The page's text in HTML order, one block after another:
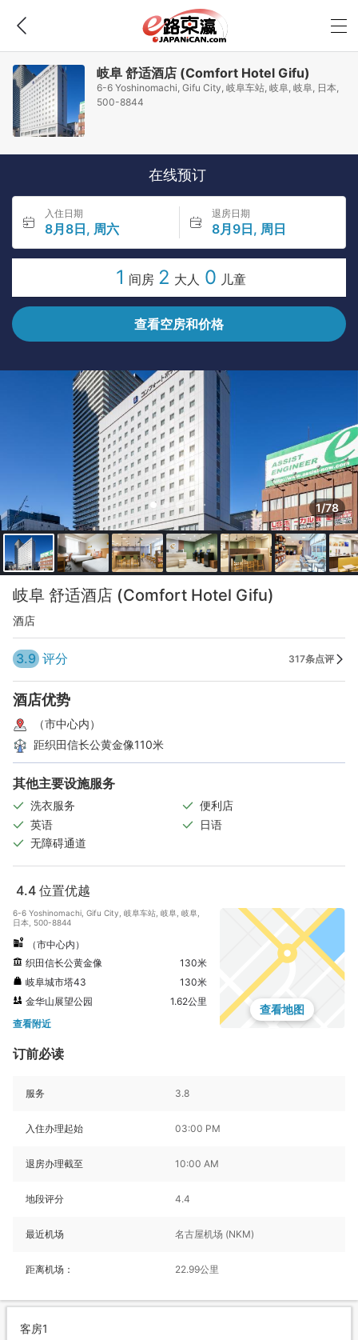
岐阜 舒适酒店 (Comfort Hotel Gifu)
6-6 Yoshinomachi, Gifu City, 岐阜车站, 岐阜, 岐阜, 日本,
500-8844
在线预订
入住日期
8月8日, 周六
退房日期
8月9日, 周日
1 间房 2 大人 0 儿童
查看空房和价格
1/78
岐阜 舒适酒店 (Comfort Hotel Gifu)
酒店
3.9 评分 317条点评
酒店优势
（市中心内）
距织田信长公黄金像110米
其他主要设施服务
洗衣服务
便利店
英语
日语
无障碍通道
4.4 位置优越
6-6 Yoshinomachi, Gifu City, 岐阜车站, 岐阜, 岐阜,
日本, 500-8844
（市中心内）
织田信长公黄金像
130米
岐阜城市塔43
130米
金华山展望公园
1.62公里
查看附近
查看地图
订前必读
服务 3.8
入住办理起始 03:00 PM
退房办理截至 10:00 AM
地段评分 4.4
最近机场 名古屋机场 (NKM)
距离机场： 22.99公里
客房1